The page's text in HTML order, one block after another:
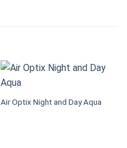
Air Optix Night and Day Aqua